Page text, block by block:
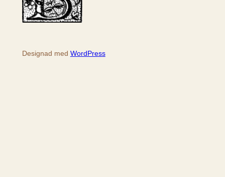
Designad med WordPress